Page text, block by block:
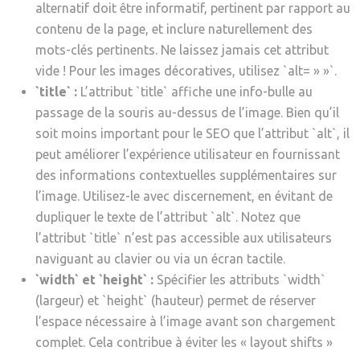
alternatif doit être informatif, pertinent par rapport au
contenu de la page, et inclure naturellement des
mots-clés pertinents. Ne laissez jamais cet attribut
vide ! Pour les images décoratives, utilisez `alt= » »`.
`title` : L’attribut `title` affiche une info-bulle au
passage de la souris au-dessus de l’image. Bien qu’il
soit moins important pour le SEO que l’attribut `alt`, il
peut améliorer l’expérience utilisateur en fournissant
des informations contextuelles supplémentaires sur
l’image. Utilisez-le avec discernement, en évitant de
dupliquer le texte de l’attribut `alt`. Notez que
l’attribut `title` n’est pas accessible aux utilisateurs
naviguant au clavier ou via un écran tactile.
`width` et `height` : Spécifier les attributs `width`
(largeur) et `height` (hauteur) permet de réserver
l’espace nécessaire à l’image avant son chargement
complet. Cela contribue à éviter les « layout shifts »